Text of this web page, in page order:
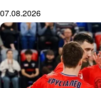
07.08.2026